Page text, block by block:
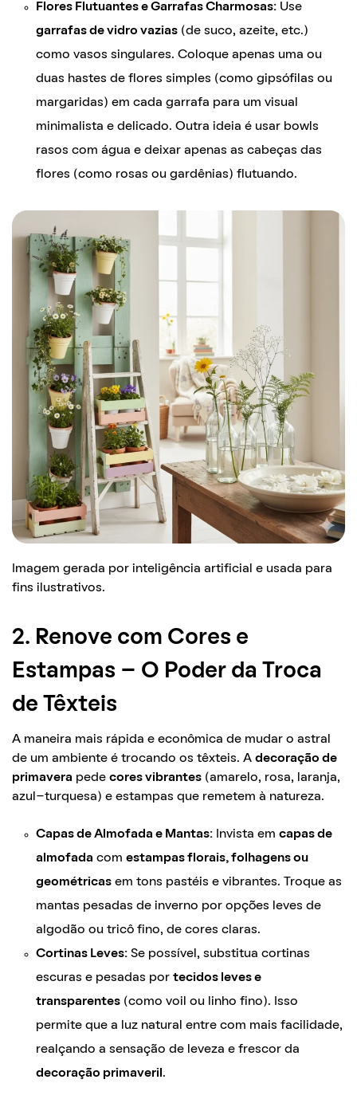
Flores Flutuantes e Garrafas Charmosas: Use
garrafas de vidro vazias (de suco, azeite, etc.)
como vasos singulares. Coloque apenas uma ou
duas hastes de flores simples (como gipsófilas ou
margaridas) em cada garrafa para um visual
minimalista e delicado. Outra ideia é usar bowls
rasos com água e deixar apenas as cabeças das
flores (como rosas ou gardênias) flutuando.
Imagem gerada por inteligência artificial e usada para
fins ilustrativos.
2. Renove com Cores e
Estampas – O Poder da Troca
de Têxteis
A maneira mais rápida e econômica de mudar o astral
de um ambiente é trocando os têxteis. A decoração de
primavera pede cores vibrantes (amarelo, rosa, laranja,
azul-turquesa) e estampas que remetem à natureza.
Capas de Almofada e Mantas: Invista em capas de
almofada com estampas florais, folhagens ou
geométricas em tons pastéis e vibrantes. Troque as
mantas pesadas de inverno por opções leves de
algodão ou tricô fino, de cores claras.
Cortinas Leves: Se possível, substitua cortinas
escuras e pesadas por tecidos leves e
transparentes (como voil ou linho fino). Isso
permite que a luz natural entre com mais facilidade,
realçando a sensação de leveza e frescor da
decoração primaveril .